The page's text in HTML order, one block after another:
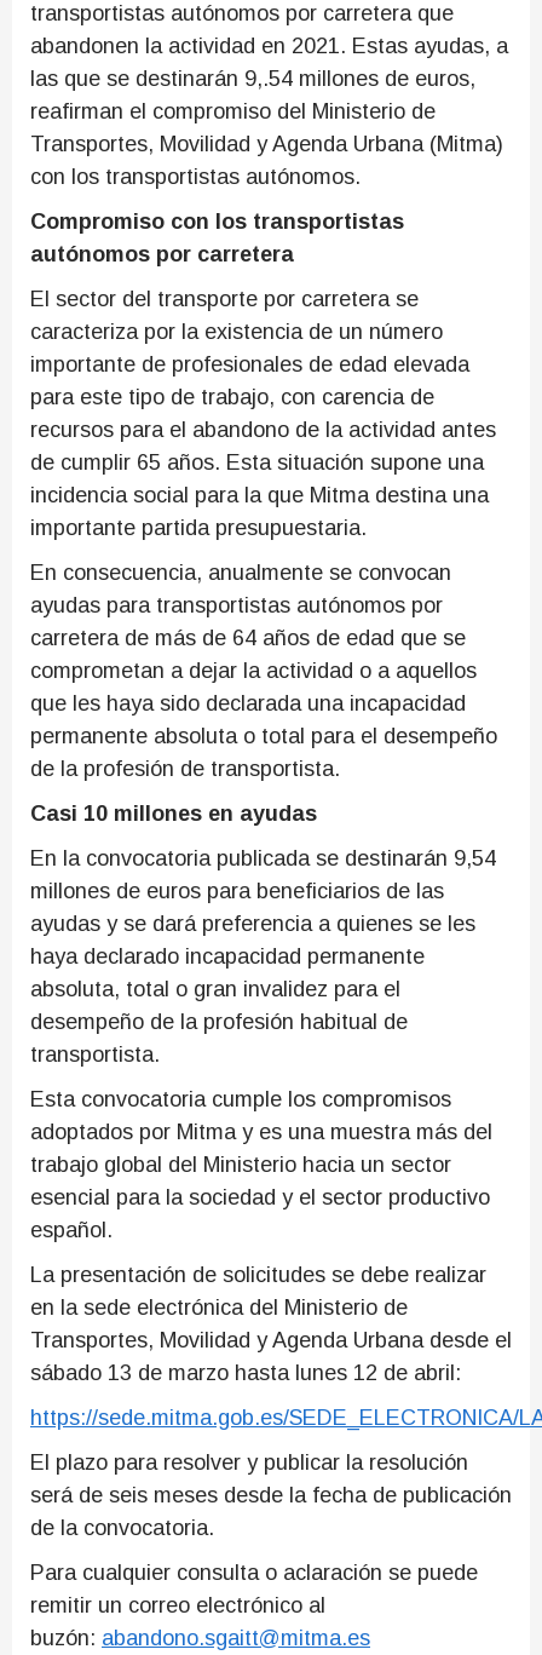
transportistas autónomos por carretera que
abandonen la actividad en 2021. Estas ayudas, a
las que se destinarán 9,.54 millones de euros,
reafirman el compromiso del Ministerio de
Transportes, Movilidad y Agenda Urbana (Mitma)
con los transportistas autónomos.
Compromiso con los transportistas
autónomos por carretera
El sector del transporte por carretera se
caracteriza por la existencia de un número
importante de profesionales de edad elevada
para este tipo de trabajo, con carencia de
recursos para el abandono de la actividad antes
de cumplir 65 años. Esta situación supone una
incidencia social para la que Mitma destina una
importante partida presupuestaria.
En consecuencia, anualmente se convocan
ayudas para transportistas autónomos por
carretera de más de 64 años de edad que se
comprometan a dejar la actividad o a aquellos
que les haya sido declarada una incapacidad
permanente absoluta o total para el desempeño
de la profesión de transportista.
Casi 10 millones en ayudas
En la convocatoria publicada se destinarán 9,54
millones de euros para beneficiarios de las
ayudas y se dará preferencia a quienes se les
haya declarado incapacidad permanente
absoluta, total o gran invalidez para el
desempeño de la profesión habitual de
transportista.
Esta convocatoria cumple los compromisos
adoptados por Mitma y es una muestra más del
trabajo global del Ministerio hacia un sector
esencial para la sociedad y el sector productivo
español.
La presentación de solicitudes se debe realizar
en la sede electrónica del Ministerio de
Transportes, Movilidad y Agenda Urbana desde el
sábado 13 de marzo hasta lunes 12 de abril:
https://sede.mitma.gob.es/SEDE_ELECTRONICA/
El plazo para resolver y publicar la resolución
será de seis meses desde la fecha de publicación
de la convocatoria.
Para cualquier consulta o aclaración se puede
remitir un correo electrónico al
buzón: abandono.sgaitt@mitma.es